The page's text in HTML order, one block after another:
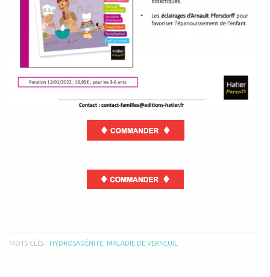
MOTS CLÉS : HYDROSADÉNITE MALADIE DE VERNEUIL